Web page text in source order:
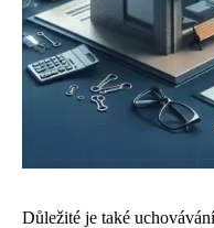
Důležité je také